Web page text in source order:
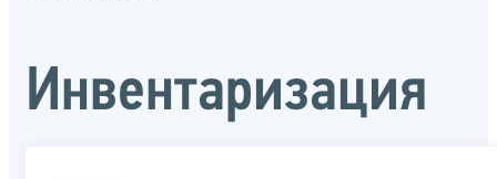
Инвентаризация